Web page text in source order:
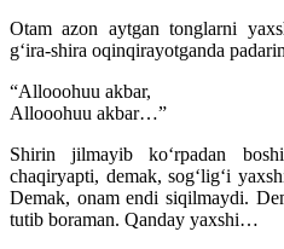
Otam azon aytgan tonglarni
gʻira-shira oqinqirayotganda
“Allooohuu akbar,
Allooohuu akbar…”
Shirin jilmayib koʻrpadan
chaqiryapti, demak, sogʻligʻi
Demak, onam endi siqilmaydi.
tutib boraman. Qanday yaxshi…